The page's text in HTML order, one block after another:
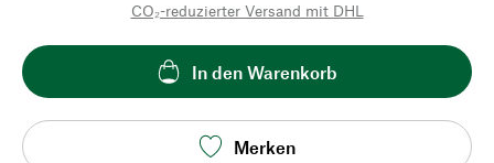
CO₂-reduzierter Versand mit DHL
In den Warenkorb
Merken